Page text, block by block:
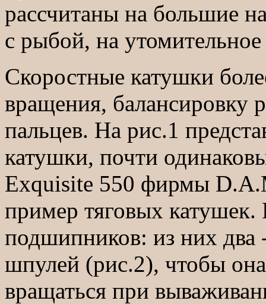
рассчитаны на большие
с рыбой, на
Скоростные катушки
вращения, балансировку
пальцев. На рис.1
катушки, почти
Exquisite 550 фирмы
пример тяговых катушек.
подшипников: из них два
шпулей (рис.2), чтобы
вращаться при